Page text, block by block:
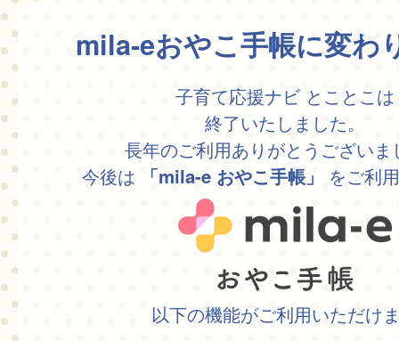
mila-eおやこ手帳に変わ
子育て応援ナビ とことこは
終了いたしました。
長年のご利用ありがとうございま
今後は
「mila-e おやこ手帳」 をご利
以下の機能がご利用いただけ